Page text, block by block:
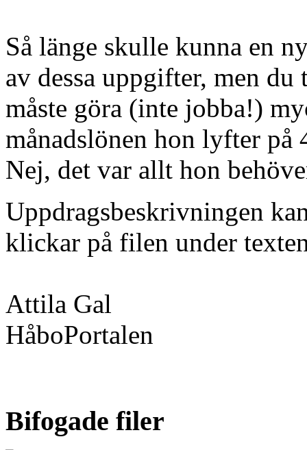
Så länge skulle kunna en
av dessa uppgifter, men
måste göra (inte jobba!)
månadslönen hon lyfter på
Nej, det var allt hon
Uppdragsbeskrivningen
klickar på filen under
Attila Gal
HåboPortalen
Bifogade filer